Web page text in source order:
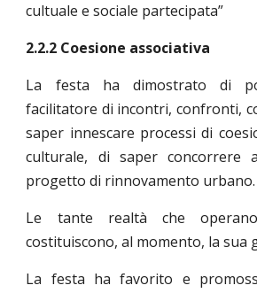
cultuale e sociale partecipata”
2.2.2 Coesione associativa
La festa ha dimostrato di
facilitatore di incontri, confronti,
saper innescare processi di
culturale, di saper concorrere
progetto di rinnovamento urbano.
Le tante realtà che
costituiscono, al momento, la sua
La festa ha favorito e